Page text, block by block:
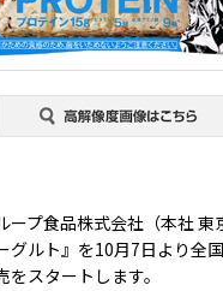
ープ食品株式会社（本社
グルト』を10月7日より全
をスタートします。